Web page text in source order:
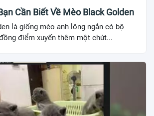
Cần Biết Về Mèo Black Golden
là giống mèo anh lông ngắn có bộ
điểm xuyến thêm một chút...